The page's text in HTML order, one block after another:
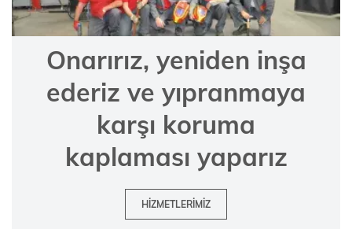
Onarırız, yeniden inşa
ederiz ve yıpranmaya
karşı koruma
kaplaması yaparız
HIZMETLERIMIZ